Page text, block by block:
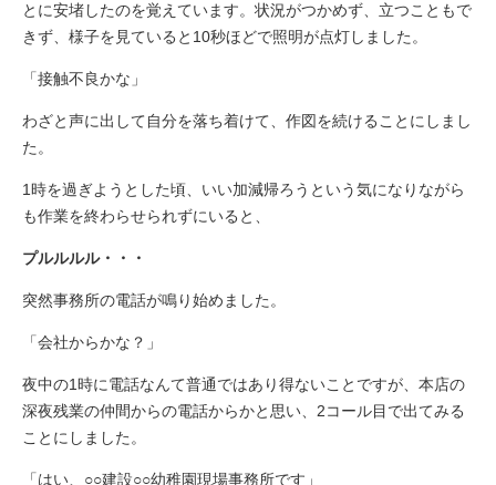
とに安堵したのを覚えています。状況がつかめず、立つこともで
きず、様子を見ていると10秒ほどで照明が点灯しました。
「接触不良かな」
わざと声に出して自分を落ち着けて、作図を続けることにしまし
た。
1時を過ぎようとした頃、いい加減帰ろうという気になりながら
も作業を終わらせられずにいると、
プルルルル・・・
突然事務所の電話が鳴り始めました。
「会社からかな？」
夜中の1時に電話なんて普通ではあり得ないことですが、本店の
深夜残業の仲間からの電話からかと思い、2コール目で出てみる
ことにしました。
「はい、○○建設○○幼稚園現場事務所です」